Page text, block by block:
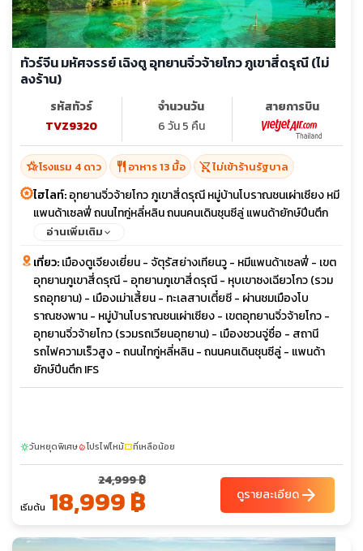
ทัวร์จีน มหัศจรรย์ เฉิงตู อุทยานจิ่วจ้ายโกว ภูเขาสี่ดรุณี (ไม่
ลงร้าน)
รหัสทัวร์
TVZ9320
จำนวนวัน
6 วัน 5 คืน
สายการบิน
hotel_classโรงแรม 4 ดาว restaurant อาหาร 13 มื้อ shopping_cart_offไม่เข้าร้านรัฐบาล
ไฮไลท์:อุทยานจิ่วจ้ายโกว ภูเขาสี่ดรุณี หมู่บ้านโบราณชนเผ่าเซียง หมี
แพนด้าเซลฟี่ ถนนไทกู่หลี่หลิน ถนนคนเดินชุนซีลู่ แพนด้ายักษ์ปีนตึก
IFS เมนูพิเศษ ชาบูหม่าล่า
อ่านเพิ่มเติม
เที่ยว:เมืองตูเจียงเยี่ยน - จัตุรัสย่างเทียนวู - หมีแพนด้าเซลฟี่ - เขต
อุทยานภูเขาสี่ดรุณี - อุทยานภูเขาสี่ดรุณี - หุบเขาซงเฉียวโกว (รวม
รถอุทยาน) - เมืองเม่าเสี้ยน - ทะเลสาบเตี๋ยซี - ผ่านชมเมืองโบ
ราณซงพาน - หมู่บ้านโบราณชนเผ่าเซียง - เขตอุทยานจิ่วจ้ายโกว -
อุทยานจิ่วจ้ายโกว (รวมรถเวียนอุทยาน) - เมืองชวนจู่ซื่อ - สถานี
รถไฟความเร็วสูง - ถนนไทกู่หลี่หลิน - ถนนคนเดินชุนซีลู่ - แพนด้า
ยักษ์ปีนตึก IFS
sunnyวันหยุดพิเศษlocal_fire_departmentโปรไฟไหม้confirmation_numberที่เหลือน้อย
เริ่มต้น
24,999 ฿
18,999 ฿ ดูรายละเอียดarrow_forward